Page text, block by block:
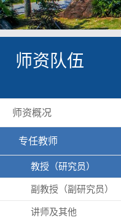
师资队伍
师资概况
专任教师
教授（研究员）
副教授（副研究员）
讲师及其他